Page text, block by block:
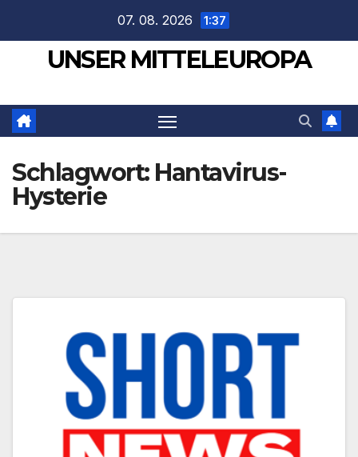
springen
07. 08. 2026 1:37
UNSER MITTELEUROPA
Schlagwort: Hantavirus-
Hysterie